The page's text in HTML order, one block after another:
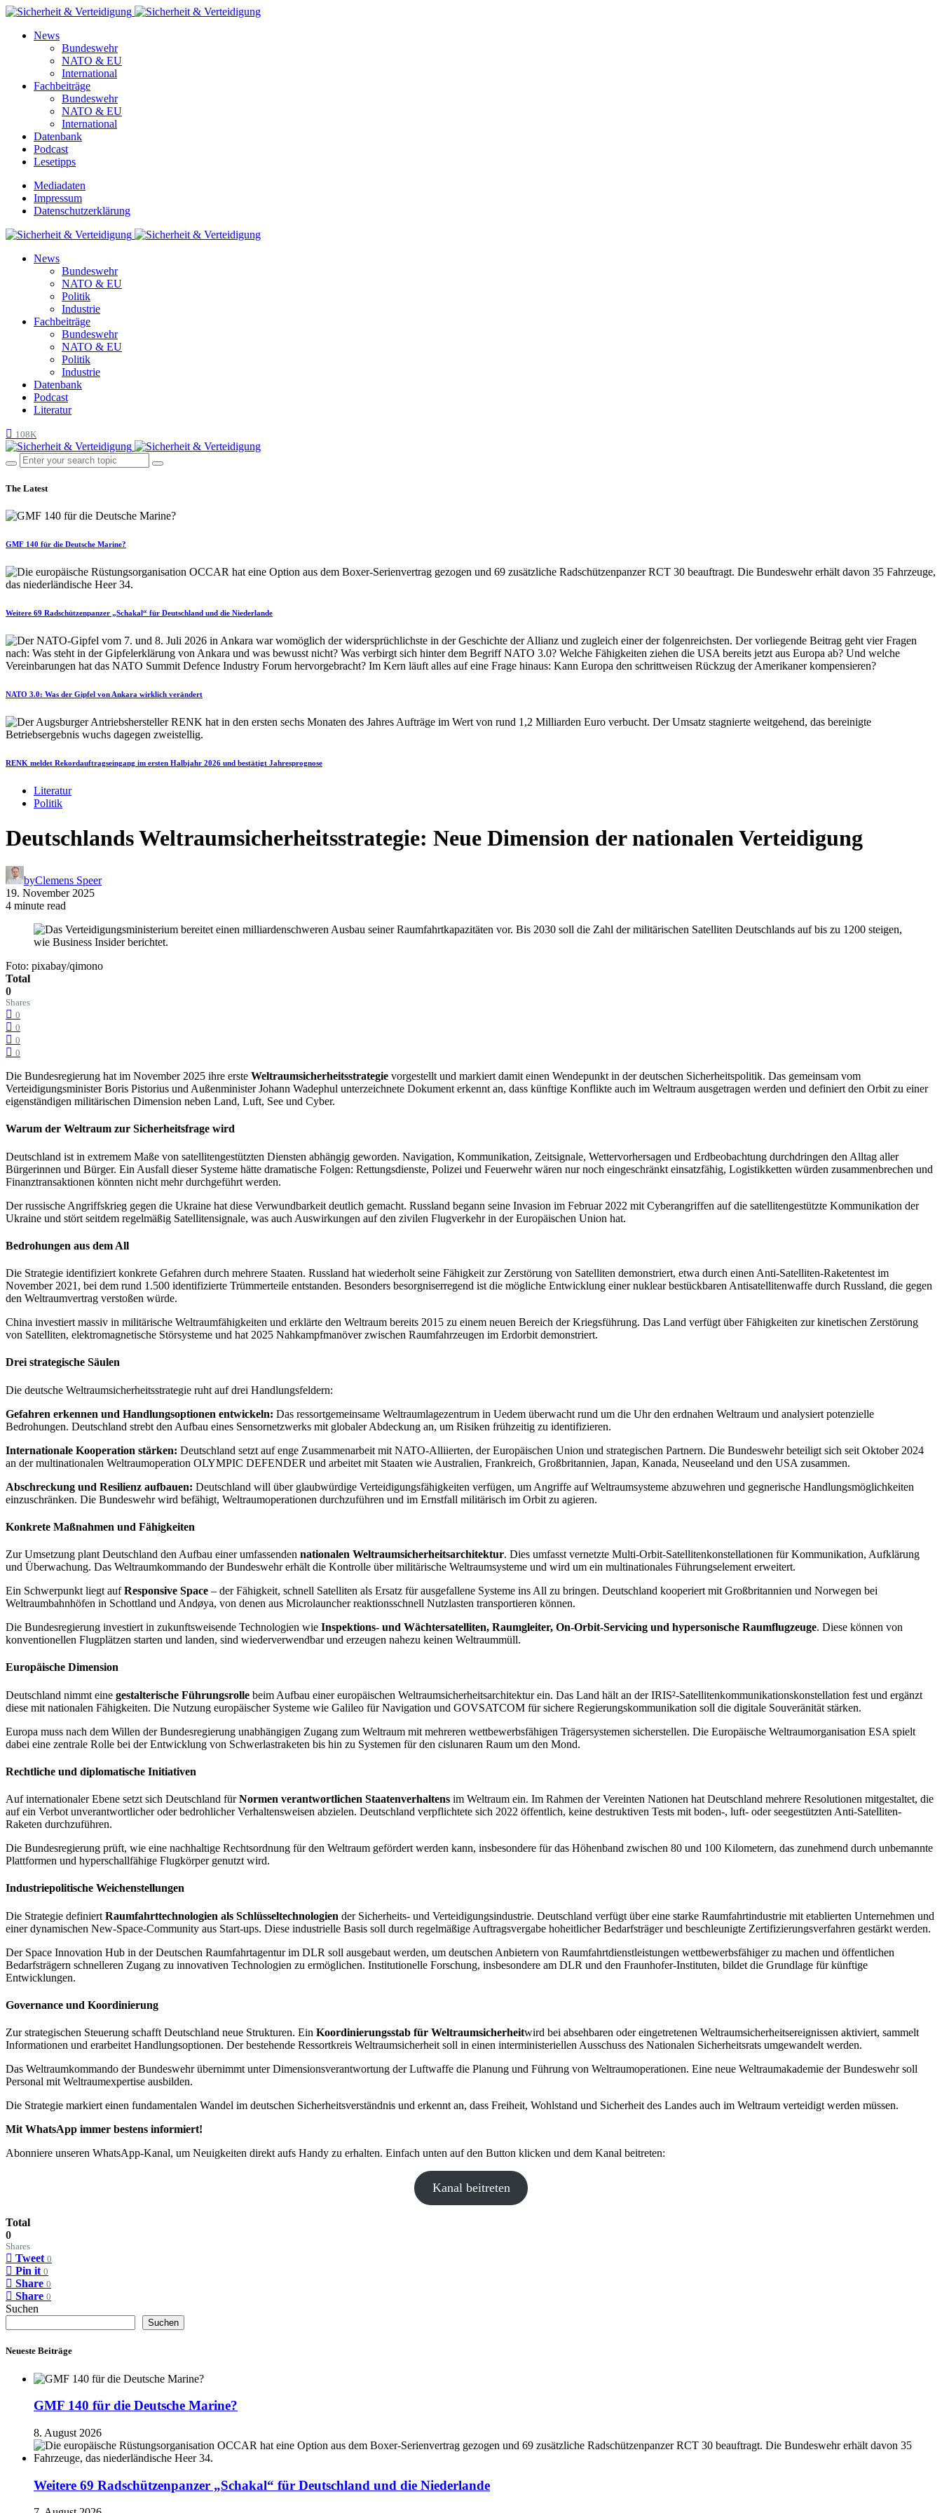
News
Bundeswehr
NATO & EU
International
Fachbeiträge
Bundeswehr
NATO & EU
International
Datenbank
Podcast
Lesetipps
Mediadaten
Impressum
Datenschutzerklärung
News
Bundeswehr
NATO & EU
Politik
Industrie
Fachbeiträge
Bundeswehr
NATO & EU
Politik
Industrie
Datenbank
Podcast
Literatur
108K
The Latest
GMF 140 für die Deutsche Marine?
Weitere 69 Radschützenpanzer „Schakal“ für Deutschland und die Niederlande
NATO 3.0: Was der Gipfel von Ankara wirklich verändert
RENK meldet Rekordauftragseingang im ersten Halbjahr 2026 und bestätigt Jahresprognose
Literatur
Politik
Deutschlands Weltraumsicherheitsstrategie: Neue Dimension der nationalen Verteidigung
byClemens Speer
19. November 2025
4 minute read
Foto: pixabay/qimono
Total
0
Shares
0
0
0
0
Die Bundesregierung hat im November 2025 ihre erste Weltraumsicherheitsstrategie vorgestellt und markiert damit einen Wendepunkt in der deutschen Sicherheitspolitik. Das gemeinsam vom
Verteidigungsminister Boris Pistorius und Außenminister Johann Wadephul unterzeichnete Dokument erkennt an, dass künftige Konflikte auch im Weltraum ausgetragen werden und definiert den Orbit zu einer
eigenständigen militärischen Dimension neben Land, Luft, See und Cyber.
Warum der Weltraum zur Sicherheitsfrage wird
Deutschland ist in extremem Maße von satellitengestützten Diensten abhängig geworden. Navigation, Kommunikation, Zeitsignale, Wettervorhersagen und Erdbeobachtung durchdringen den Alltag aller
Bürgerinnen und Bürger. Ein Ausfall dieser Systeme hätte dramatische Folgen: Rettungsdienste, Polizei und Feuerwehr wären nur noch eingeschränkt einsatzfähig, Logistikketten würden zusammenbrechen und
Finanztransaktionen könnten nicht mehr durchgeführt werden.
Der russische Angriffskrieg gegen die Ukraine hat diese Verwundbarkeit deutlich gemacht. Russland begann seine Invasion im Februar 2022 mit Cyberangriffen auf die satellitengestützte Kommunikation der
Ukraine und stört seitdem regelmäßig Satellitensignale, was auch Auswirkungen auf den zivilen Flugverkehr in der Europäischen Union hat.
Bedrohungen aus dem All
Die Strategie identifiziert konkrete Gefahren durch mehrere Staaten. Russland hat wiederholt seine Fähigkeit zur Zerstörung von Satelliten demonstriert, etwa durch einen Anti-Satelliten-Raketentest im
November 2021, bei dem rund 1.500 identifizierte Trümmerteile entstanden. Besonders besorgniserregend ist die mögliche Entwicklung einer nuklear bestückbaren Antisatellitenwaffe durch Russland, die gegen
den Weltraumvertrag verstoßen würde.
China investiert massiv in militärische Weltraumfähigkeiten und erklärte den Weltraum bereits 2015 zu einem neuen Bereich der Kriegsführung. Das Land verfügt über Fähigkeiten zur kinetischen Zerstörung
von Satelliten, elektromagnetische Störsysteme und hat 2025 Nahkampfmanöver zwischen Raumfahrzeugen im Erdorbit demonstriert.
Drei strategische Säulen
Die deutsche Weltraumsicherheitsstrategie ruht auf drei Handlungsfeldern:
Gefahren erkennen und Handlungsoptionen entwickeln: Das ressortgemeinsame Weltraumlagezentrum in Uedem überwacht rund um die Uhr den erdnahen Weltraum und analysiert potenzielle
Bedrohungen. Deutschland strebt den Aufbau eines Sensornetzwerks mit globaler Abdeckung an, um Risiken frühzeitig zu identifizieren.
Internationale Kooperation stärken: Deutschland setzt auf enge Zusammenarbeit mit NATO-Alliierten, der Europäischen Union und strategischen Partnern. Die Bundeswehr beteiligt sich seit Oktober 2024
an der multinationalen Weltraumoperation OLYMPIC DEFENDER und arbeitet mit Staaten wie Australien, Frankreich, Großbritannien, Japan, Kanada, Neuseeland und den USA zusammen.
Abschreckung und Resilienz aufbauen: Deutschland will über glaubwürdige Verteidigungsfähigkeiten verfügen, um Angriffe auf Weltraumsysteme abzuwehren und gegnerische Handlungsmöglichkeiten
einzuschränken. Die Bundeswehr wird befähigt, Weltraumoperationen durchzuführen und im Ernstfall militärisch im Orbit zu agieren.
Konkrete Maßnahmen und Fähigkeiten
Zur Umsetzung plant Deutschland den Aufbau einer umfassenden nationalen Weltraumsicherheitsarchitektur. Dies umfasst vernetzte Multi-Orbit-Satellitenkonstellationen für Kommunikation, Aufklärung
und Überwachung. Das Weltraumkommando der Bundeswehr erhält die Kontrolle über militärische Weltraumsysteme und wird um ein multinationales Führungselement erweitert.
Ein Schwerpunkt liegt aufResponsive Space – der Fähigkeit, schnell Satelliten als Ersatz für ausgefallene Systeme ins All zu bringen. Deutschland kooperiert mit Großbritannien und Norwegen bei
Weltraumbahnhöfen in Schottland und Andøya, von denen aus Microlauncher reaktionsschnell Nutzlasten transportieren können.
Die Bundesregierung investiert in zukunftsweisende Technologien wie Inspektions- und Wächtersatelliten, Raumgleiter, On-Orbit-Servicing und hypersonische Raumflugzeuge. Diese können von
konventionellen Flugplätzen starten und landen, sind wiederverwendbar und erzeugen nahezu keinen Weltraummüll.
Europäische Dimension
Deutschland nimmt eine gestalterische Führungsrolle beim Aufbau einer europäischen Weltraumsicherheitsarchitektur ein. Das Land hält an der IRIS²-Satellitenkommunikationskonstellation fest und ergänzt
diese mit nationalen Fähigkeiten. Die Nutzung europäischer Systeme wie Galileo für Navigation und GOVSATCOM für sichere Regierungskommunikation soll die digitale Souveränität stärken.
Europa muss nach dem Willen der Bundesregierung unabhängigen Zugang zum Weltraum mit mehreren wettbewerbsfähigen Trägersystemen sicherstellen. Die Europäische Weltraumorganisation ESA spielt
dabei eine zentrale Rolle bei der Entwicklung von Schwerlastraketen bis hin zu Systemen für den cislunaren Raum um den Mond.
Rechtliche und diplomatische Initiativen
Auf internationaler Ebene setzt sich Deutschland fürNormen verantwortlichen Staatenverhaltens im Weltraum ein. Im Rahmen der Vereinten Nationen hat Deutschland mehrere Resolutionen mitgestaltet, die
auf ein Verbot unverantwortlicher oder bedrohlicher Verhaltensweisen abzielen. Deutschland verpflichtete sich 2022 öffentlich, keine destruktiven Tests mit boden-, luft- oder seegestützten Anti-Satelliten-
Raketen durchzuführen.
Die Bundesregierung prüft, wie eine nachhaltige Rechtsordnung für den Weltraum gefördert werden kann, insbesondere für das Höhenband zwischen 80 und 100 Kilometern, das zunehmend durch unbemannte
Plattformen und hyperschallfähige Flugkörper genutzt wird.
Industriepolitische Weichenstellungen
Die Strategie definiert Raumfahrttechnologien als Schlüsseltechnologien der Sicherheits- und Verteidigungsindustrie. Deutschland verfügt über eine starke Raumfahrtindustrie mit etablierten Unternehmen und
einer dynamischen New-Space-Community aus Start-ups. Diese industrielle Basis soll durch regelmäßige Auftragsvergabe hoheitlicher Bedarfsträger und beschleunigte Zertifizierungsverfahren gestärkt werden.
Der Space Innovation Hub in der Deutschen Raumfahrtagentur im DLR soll ausgebaut werden, um deutschen Anbietern von Raumfahrtdienstleistungen wettbewerbsfähiger zu machen und öffentlichen
Bedarfsträgern schnelleren Zugang zu innovativen Technologien zu ermöglichen. Institutionelle Forschung, insbesondere am DLR und den Fraunhofer-Instituten, bildet die Grundlage für künftige
Entwicklungen.
Governance und Koordinierung
Zur strategischen Steuerung schafft Deutschland neue Strukturen. Ein Koordinierungsstab für Weltraumsicherheitwird bei absehbaren oder eingetretenen Weltraumsicherheitsereignissen aktiviert, sammelt
Informationen und erarbeitet Handlungsoptionen. Der bestehende Ressortkreis Weltraumsicherheit soll in einen interministeriellen Ausschuss des Nationalen Sicherheitsrats umgewandelt werden.
Das Weltraumkommando der Bundeswehr übernimmt unter Dimensionsverantwortung der Luftwaffe die Planung und Führung von Weltraumoperationen. Eine neue Weltraumakademie der Bundeswehr soll
Personal mit Weltraumexpertise ausbilden.
Die Strategie markiert einen fundamentalen Wandel im deutschen Sicherheitsverständnis und erkennt an, dass Freiheit, Wohlstand und Sicherheit des Landes auch im Weltraum verteidigt werden müssen.
Mit WhatsApp immer bestens informiert!
Abonniere unseren WhatsApp-Kanal, um Neuigkeiten direkt aufs Handy zu erhalten. Einfach unten auf den Button klicken und dem Kanal beitreten:
Kanal beitreten
Total
0
Shares
Tweet 0
Pin it 0
Share 0
Share 0
Suchen
Suchen
Neueste Beiträge
GMF 140 für die Deutsche Marine?
8. August 2026
Weitere 69 Radschützenpanzer „Schakal“ für Deutschland und die Niederlande